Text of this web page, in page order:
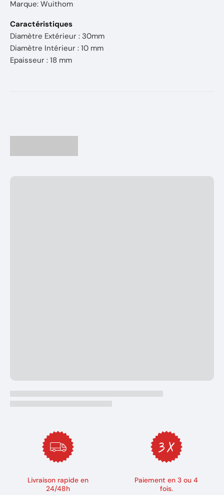
Marque: Wuithom
Caractéristiques
Diamètre Extérieur : 30mm
Diamètre Intérieur : 10 mm
Epaisseur : 18 mm
Livraison rapide en
24/48h
Paiement en 3 ou 4
fois.